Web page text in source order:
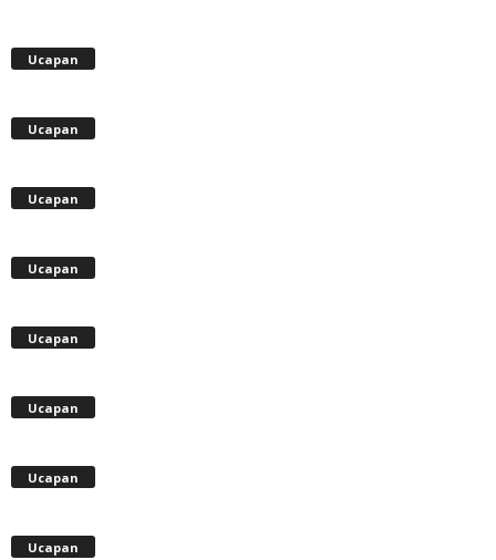
Ucapan
Ucapan
Ucapan
Ucapan
Ucapan
Ucapan
Ucapan
Ucapan